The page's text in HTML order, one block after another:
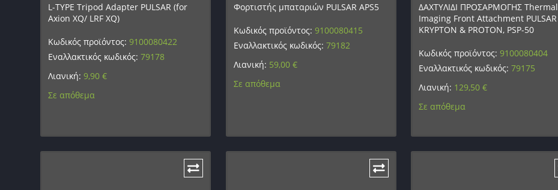
L-TYPE Tripod Adapter PULSAR (for
Axion XQ/ LRF XQ)
Κωδικός προϊόντος:9100080422
Εναλλακτικός κωδικός:79178
Λιανική:9,90€
Σε απόθεμα
Φορτιστής μπαταριών PULSAR APS5
Κωδικός προϊόντος: 9100080415
Εναλλακτικός κωδικός: 79182
Λιανική: 59,00 €
Σε απόθεμα
ΔΑΧΤΥΛΙΔΙ ΠΡΟΣΑΡΜΟΓΗΣ Thermal
Imaging Front Attachment PULSAR
KRYPTON & PROTON, PSP-50
Κωδικός προϊόντος:9100080404
Εναλλακτικός κωδικός:79175
Λιανική: 129,50€
Σε απόθεμα